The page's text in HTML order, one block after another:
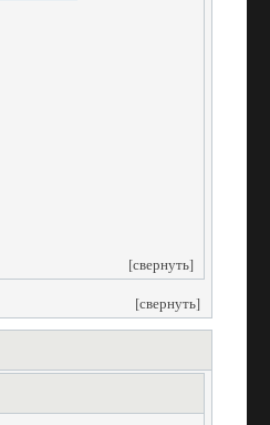
[свернуть]
[свернуть]